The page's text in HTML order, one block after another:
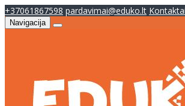
+37061867598 pardavimai@eduko.lt Kontaktai
Navigacija